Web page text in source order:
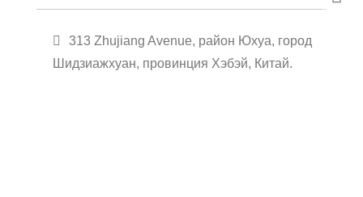
313 Zhujiang Avenue, район Юхуа, город
Шидзиажхуан, провинция Хэбэй, Китай.